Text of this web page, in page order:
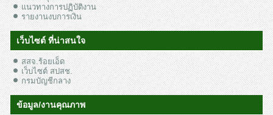
แนวทางการปฏิบัติงาน
รายงานงบการเงิน
เว็บไซต์ ที่น่าสนใจ
สสจ.ร้อยเอ็ด
เว็บไซต์ สปสช.
กรมบัญชีกลาง
ข้อมูล/งานคุณภาพ